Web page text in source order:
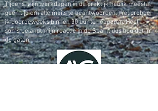
Tijdens mijn werkdagen in de praktijk heb ik meestal
geen tijd om alle mails te beantwoorden. Wel probeer
ik doordeweeks binnen 30 uur te reageren. Heel
soms belandt mijn reactie in de Spam, dus hou dat in
de gaten.